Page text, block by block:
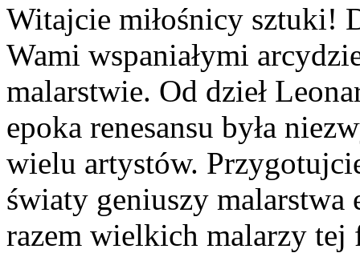
Witajcie miłośnicy sztuki!
Wami wspaniałymi⁢
malarstwie. Od dzieł
epoka renesansu była
wielu ​artystów.
światy geniuszy malarstwa
razem ‍wielkich malarzy tej